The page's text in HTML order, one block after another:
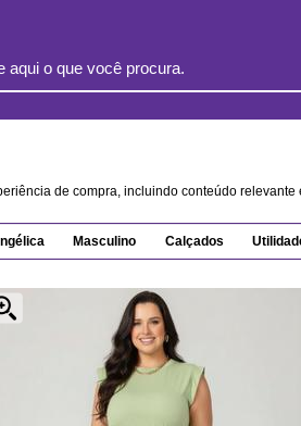
de compra, incluindo conteúdo
Masculino Calçados